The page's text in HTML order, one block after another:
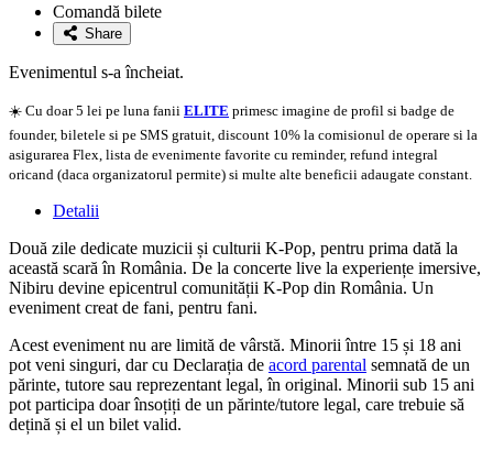
favoriteComandă bilete
Share
Evenimentul s-a încheiat.
☀️ Cu doar 5 lei pe luna fanii ELITE primesc imagine de profil si badge de
founder, biletele si pe SMS gratuit, discount 10% la comisionul de operare si la
asigurarea Flex, lista de evenimente favorite cu reminder, refund integral
oricand (daca organizatorul permite) si multe alte beneficii adaugate constant.
Detalii
Două zile dedicate muzicii și culturii K-Pop, pentru prima dată la
această scară în România. De la concerte live la experiențe imersive,
Nibiru devine epicentrul comunității K-Pop din România. Un
eveniment creat de fani, pentru fani.
Acest eveniment nu are limită de vârstă. Minorii între 15 și 18 ani
pot veni singuri, dar cu Declarația de acord parental semnată de un
părinte, tutore sau reprezentant legal, în original. Minorii sub 15 ani
pot participa doar însoțiți de un părinte/tutore legal, care trebuie să
dețină și el un bilet valid.